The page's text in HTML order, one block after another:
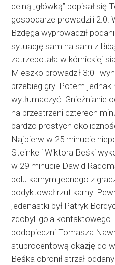
celną „główką” popisał się
gospodarze prowadzili 2:0.
Bzdęga wyprowadził
sytuację sam na sam z
zatrzepotała w kórnickiej
Mieszko prowadził 3:0 i
przebieg gry. Potem
wytłumaczyć. Gnieźnianie
na przestrzeni czterech
bardzo prostych
Najpierw w 25 minucie
Steinke i Wiktora Beśki
w 29 minucie Dawid
polu karnym jednego z
podyktował rzut karny.
jedenastki był Patryk
zdobyli gola kontaktowego.
podopieczni Tomasza
stuprocentową okazję do
Beśka obronił strzał